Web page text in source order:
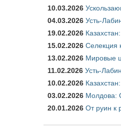
10.03.2026
04.03.2026 Усть-
19.02.2026
15.02.2026 Селекция
13.02.2026 Мировые
11.02.2026 Усть-
10.02.2026
03.02.2026 Молдова:
20.01.2026 От руин к